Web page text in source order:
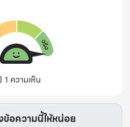
1 ความเห็น
อความนี้ให้หน่อย